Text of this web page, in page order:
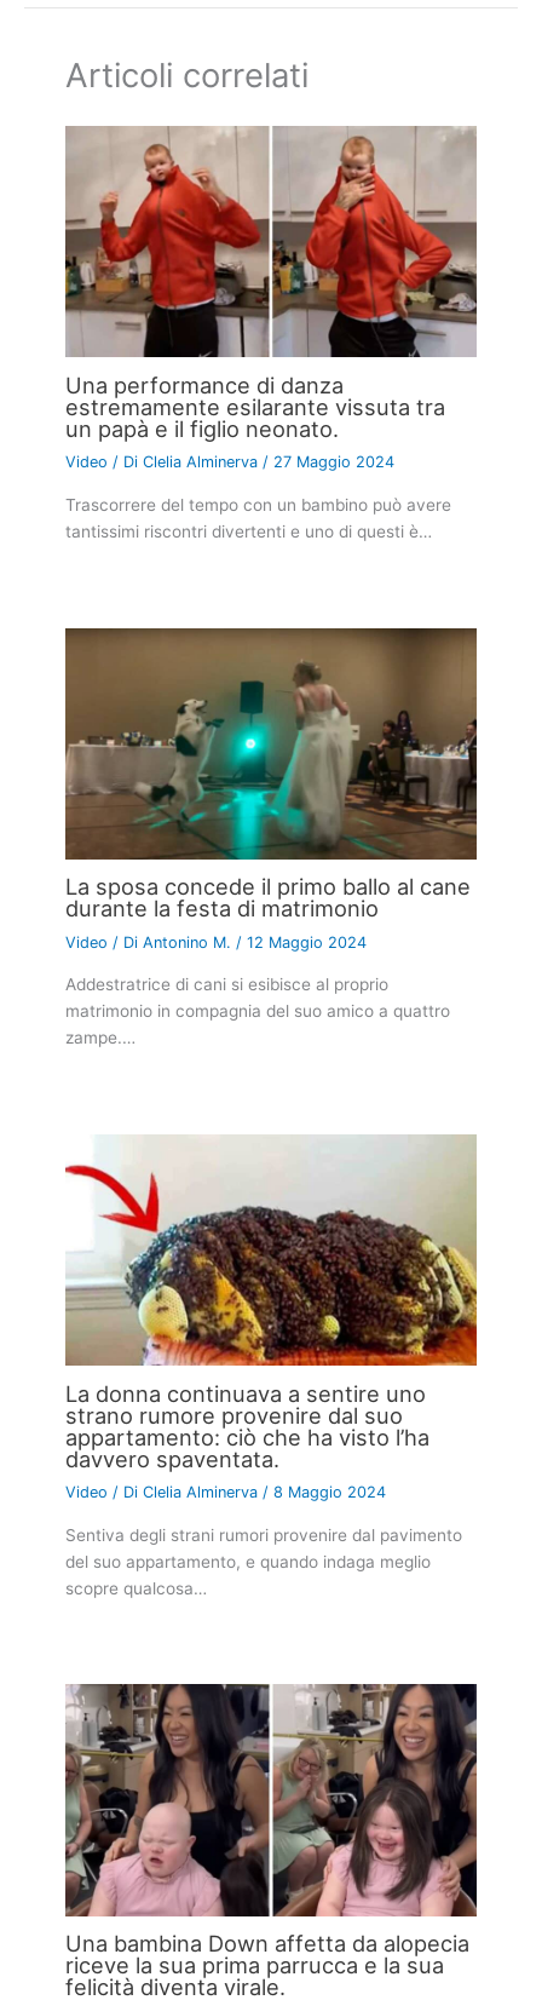
Articoli correlati
Una performance di danza
estremamente esilarante vissuta tra
un papà e il figlio neonato.
Video / DiClelia Alminerva/ 27 Maggio 2024
Trascorrere del tempo con un bambino può avere
tantissimi riscontri divertenti e uno di questi è…
La sposa concede il primo ballo al cane
durante la festa di matrimonio
Video / DiAntonino M. /12 Maggio 2024
Addestratrice di cani si esibisce al proprio
matrimonio in compagnia del suo amico a quattro
zampe.…
La donna continuava a sentire uno
strano rumore provenire dal suo
appartamento: ciò che ha visto l’ha
davvero spaventata.
Video / DiClelia Alminerva /8 Maggio 2024
Sentiva degli strani rumori provenire dal pavimento
del suo appartamento, e quando indaga meglio
scopre qualcosa…
Una bambina Down affetta da alopecia
riceve la sua prima parrucca e la sua
felicità diventa virale.